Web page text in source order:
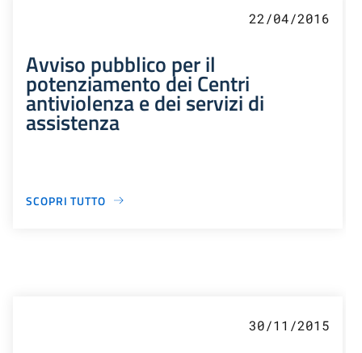
22/04/2016
Avviso pubblico per il
potenziamento dei Centri
antiviolenza e dei servizi di
assistenza
SCOPRI TUTTO
30/11/2015